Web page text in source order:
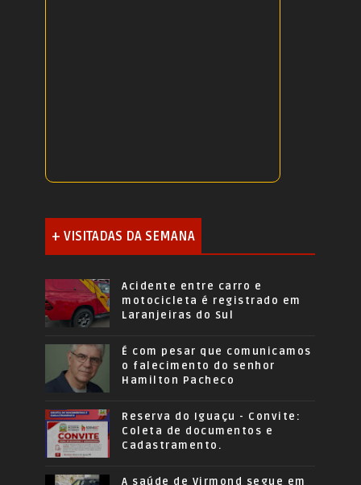
+ VISITADAS DA SEMANA
Acidente entre carro e
motocicleta é registrado em
Laranjeiras do Sul
É com pesar que comunicamos
o falecimento do senhor
Hamilton Pacheco
Reserva do Iguaçu - Convite:
Coleta de documentos e
Cadastramento.
A saúde de Virmond segue em